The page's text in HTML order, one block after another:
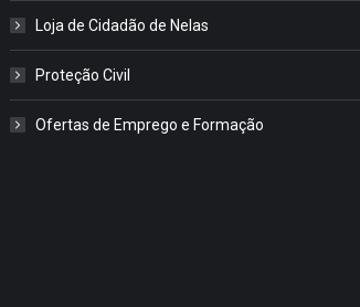
Loja de Cidadão de Nelas
Proteção Civil
Ofertas de Emprego e Formação